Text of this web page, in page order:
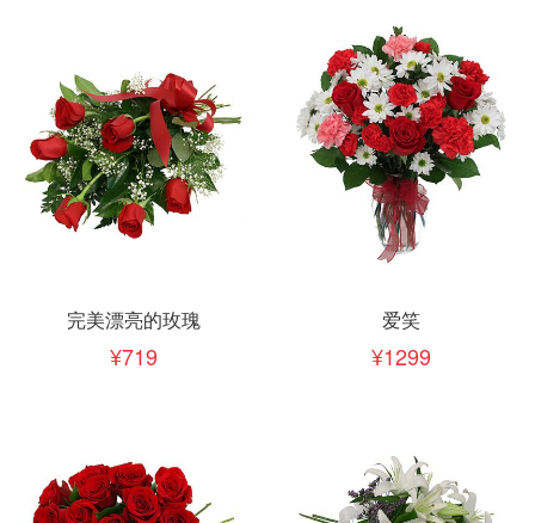
完美漂亮的玫瑰
719
爱笑
1299